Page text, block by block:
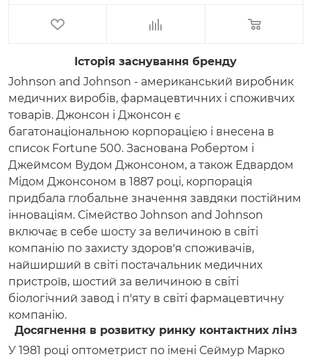
Історія заснування бренду
Johnson and Johnson - американський виробник
медичних виробів, фармацевтичних і споживчих
товарів. Джонсон і Джонсон є
багатонаціональною корпорацією і внесена в
список Fortune 500. Заснована Робертом і
Джеймсом Вудом Джонсоном, а також Едвардом
Мідом Джонсоном в 1887 році, корпорація
придбала глобальне значення завдяки постійним
інноваціям. Сімейство Johnson and Johnson
включає в себе шосту за величиною в світі
компанію по захисту здоров'я споживачів,
найширший в світі постачальник медичних
пристроїв, шостий за величиною в світі
біологічний завод і п'яту в світі фармацевтичну
компанію.
Досягнення в розвитку ринку контактних лінз
У 1981 році оптометрист по імені Сеймур Марко